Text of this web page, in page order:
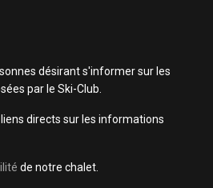
désirant s'informer sur les
par le Ski-Club.
directs sur les informations
de notre chalet.